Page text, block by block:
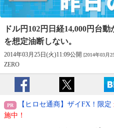
ドル円102円日経14,000円台動
を想定油断しない。
2014年03月25日(火)11:09公開 [2014年03月
ZERO
【ヒロセ通商】ザイFX！限定
施中！